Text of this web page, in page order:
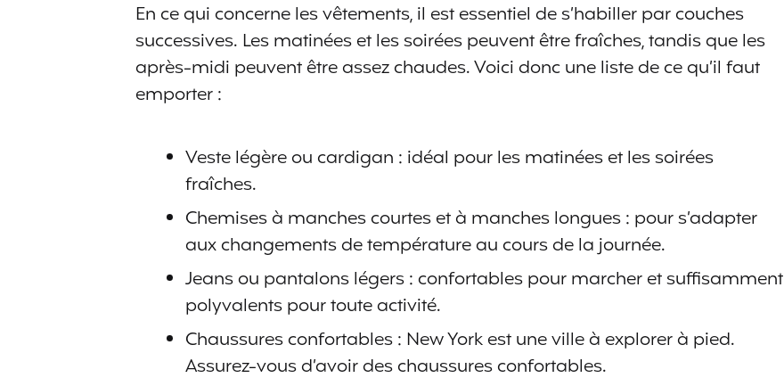
En ce qui concerne les vêtements, il est essentiel de s’habiller par couches
successives. Les matinées et les soirées peuvent être fraîches, tandis que les
après-midi peuvent être assez chaudes. Voici donc une liste de ce qu’il faut
emporter :
Veste légère ou cardigan : idéal pour les matinées et les soirées
fraîches.
Chemises à manches courtes et à manches longues : pour s’adapter
aux changements de température au cours de la journée.
Jeans ou pantalons légers : confortables pour marcher et suffisamment
polyvalents pour toute activité.
Chaussures confortables : New York est une ville à explorer à pied.
Assurez-vous d’avoir des chaussures confortables.